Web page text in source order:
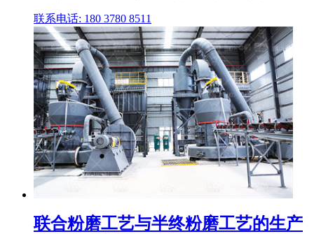
联系电话: 180 3780 8511
联合粉磨工艺与半终粉磨工艺的生产